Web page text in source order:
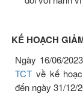
KẾ HOẠCH
Ngày 16/06/
TCT về kế
đến ngày 31/12/